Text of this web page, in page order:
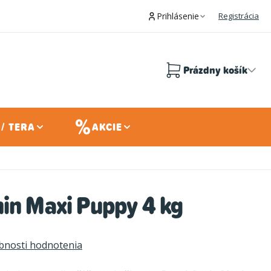
Prihlásenie Registrácia
Prázdny košík
TERA AKCIE
Maxi Puppy 4 kg
hodnotenia